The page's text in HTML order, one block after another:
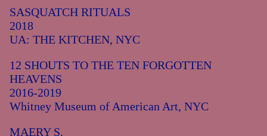
SASQUATCH RITUALS
2018
UA: THE KITCHEN, NYC
12 SHOUTS TO THE TEN FORGOTTEN
HEAVENS
2016-2019
Whitney Museum of American Art, NYC
MAERY S.